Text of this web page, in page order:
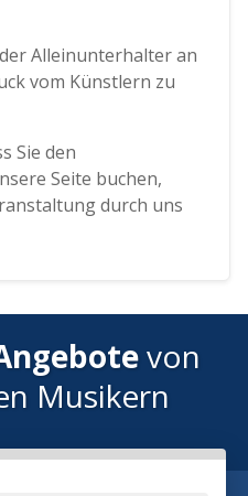
Alleinunterhalter an
vom Künstlern zu
Sie den
Seite buchen,
durch uns
von
Musikern